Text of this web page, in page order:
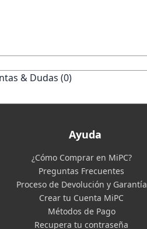
& Dudas (0)
Ayuda
¿Cómo Comprar en MiPC?
Preguntas Frecuentes
Proceso de Devolución y Garantía
Crear tu Cuenta MiPC
Métodos de Pago
Recupera tu contraseña